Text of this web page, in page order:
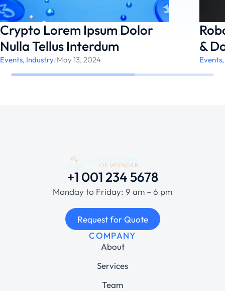
Crypto Lorem Ipsum Dolor
Nulla Tellus Interdum
Events, Industry/May 13, 2024
&
Events,
+1 001 234 5678
Monday to Friday: 9 am – 6 pm
Request for Quote
COMPANY
About
Services
Team